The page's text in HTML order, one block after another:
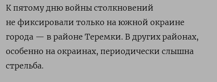
К пятому дню войны столкновений
не фиксировали только на южной окраине
города — в районе Теремки. В других районах,
особенно на окраинах, периодически слышна
стрельба.